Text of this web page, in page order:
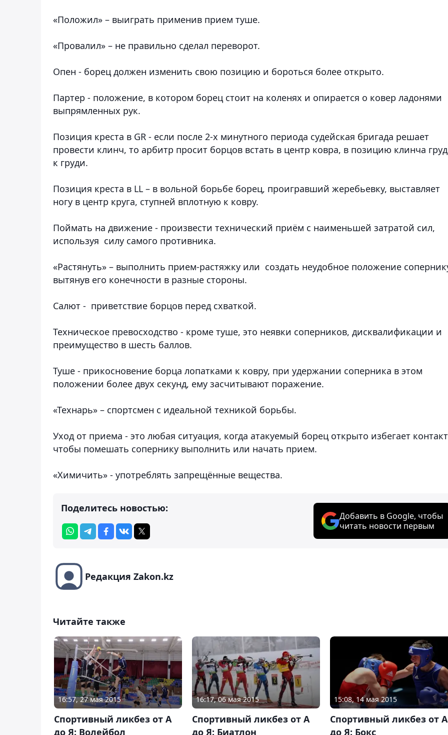
«Положил» – выиграть применив прием туше.
«Провалил» – не правильно сделал переворот.
Опен - борец должен изменить свою позицию и бороться более открыто.
Партер - положение, в котором борец стоит на коленях и опирается о ковер ладонями
выпрямленных рук.
Позиция креста в GR - если после 2-х минутного периода судейская бригада решает
провести клинч, то арбитр просит борцов встать в центр ковра, в позицию клинча
к груди.
Позиция креста в LL – в вольной борьбе борец, проигравший жеребьевку, выставляет
ногу в центр круга, ступней вплотную к ковру.
Поймать на движение - произвести технический приём с наименьшей затратой сил,
используя силу самого противника.
«Растянуть» – выполнить прием-растяжку или создать неудобное положение
вытянув его конечности в разные стороны.
Салют - приветствие борцов перед схваткой.
Техническое превосходство - кроме туше, это неявки соперников, дисквалификации и
преимущество в шесть баллов.
Туше - прикосновение борца лопатками к ковру, при удержании соперника в этом
положении более двух секунд, ему засчитывают поражение.
«Технарь» – спортсмен с идеальной техникой борьбы.
Уход от приема - это любая ситуация, когда атакуемый борец открыто избегает
чтобы помешать сопернику выполнить или начать прием.
«Химичить» - употреблять запрещённые вещества.
Поделитесь новостью:
Добавить в Google, чтобы
читать новости первым
Редакция Zakon.kz
Читайте также
16:57, 27 мая 2015
Спортивный ликбез от А
до Я: Волейбол
16:17, 06 мая 2015
Спортивный ликбез от А
до Я: Биатлон
15:08, 14 мая 2015
Спортивный ликбез от А
до Я: Бокс